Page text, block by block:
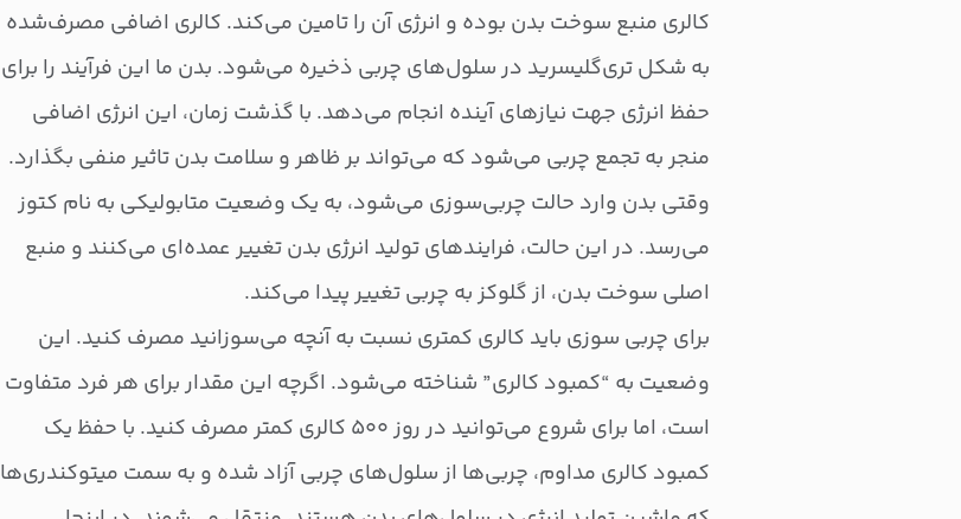
کالری‌ منبع سوخت بدن بوده و انرژی آن را تامین می‌کند. کالری اضافی مصرف‌شده
به شکل تری‌گلیسرید در سلول‌های چربی ذخیره می‌شود. بدن ما این فرآیند را برای
حفظ انرژی جهت نیازهای آینده انجام می‌دهد. با گذشت زمان، این انرژی اضافی
منجر به تجمع چربی می‌شود که می‌تواند بر ظاهر و سلامت بدن تاثیر منفی بگذارد.
وقتی بدن وارد حالت چربی‌سوزی می‌شود، به یک وضعیت متابولیکی به نام کتوز
می‌رسد. در این حالت، فرایندهای تولید انرژی بدن تغییر عمده‌ای می‌کنند و منبع
اصلی سوخت بدن، از گلوکز به چربی تغییر پیدا می‌کند.
برای چربی سوزی باید کالری کمتری نسبت به آنچه می‌سوزانید مصرف کنید. این
وضعیت به “کمبود کالری” شناخته می‌شود. اگرچه این مقدار برای هر فرد متفاوت
است، اما برای شروع می‌توانید در روز ۵۰۰ کالری کمتر مصرف کنید. با حفظ یک
کمبود کالری مداوم، چربی‌ها از سلول‌های چربی آزاد شده و به سمت میتوکندری‌ها